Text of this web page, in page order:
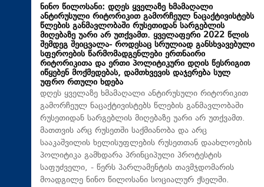
ნინო წილოსანი: დღეს ყველაზე ხმამაღალი
ანტირუსული რიტორიკით გამორჩეულ ნაცაქტივისტებს
წლების განმავლობაში რუსეთიდან სარგებლის
მიღებაზე უარი არ უთქვამთ. ყველაფერი 2022 წლის
შემდეგ შეიცვალა- როდესაც სრულიად განსხვავებული
სფეროების წარმომადგენლები ერთნაირი
რიტორიკითა და ერთი პოლიტიკური დღის წესრიგით
იწყებენ მოქმედებას, დამთხვევის დაჯერება სულ
უფრო რთული ხდება
დღეს ყველაზე ხმამაღალი ანტირუსული რიტორიკით
გამორჩეულ ნაცაქტივისტებს წლების განმავლობაში
რუსეთიდან სარგებლის მიღებაზე უარი არ უთქვამთ.
მათთვის არც რუსეთში საქმიანობა და არც
სააკაშვილის ხელისუფლების რუსეთთან დაახლოების
პოლიტიკა გამხდარა პრინციპული პროტესტის
საფუძველი, - წერს პარლამენტის თავმჯდომარის
მოადგილე ნინო წილოსანი სოციალურ ქსელში.